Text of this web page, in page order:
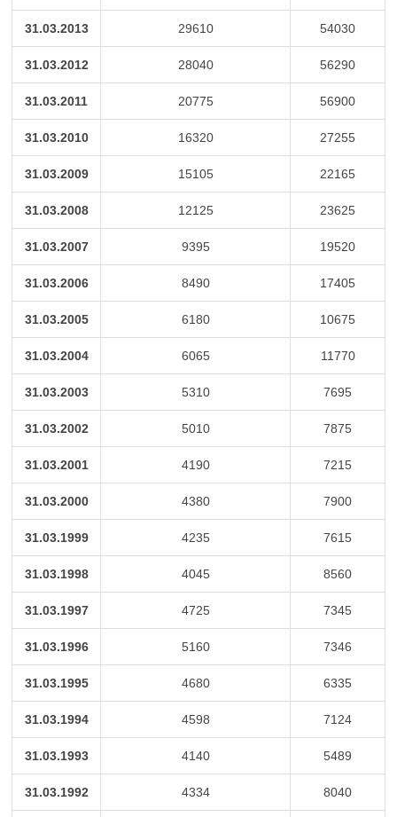
31.03.2013 29610 54030
31.03.2012 28040 56290
31.03.2011 20775 56900
31.03.2010 16320 27255
31.03.2009 15105 22165
31.03.2008 12125 23625
31.03.2007 9395 19520
31.03.2006 8490 17405
31.03.2005 6180 10675
31.03.2004 6065 11770
31.03.2003 5310 7695
31.03.2002 5010 7875
31.03.2001 4190 7215
31.03.2000 4380 7900
31.03.1999 4235 7615
31.03.1998 4045 8560
31.03.1997 4725 7345
31.03.1996 5160 7346
31.03.1995 4680 6335
31.03.1994 4598 7124
31.03.1993 4140 5489
31.03.1992 4334 8040